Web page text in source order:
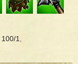
100/1